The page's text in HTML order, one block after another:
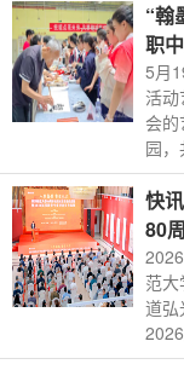
“翰
职
5月
活
会的
园，
法交
快
80
范大
道